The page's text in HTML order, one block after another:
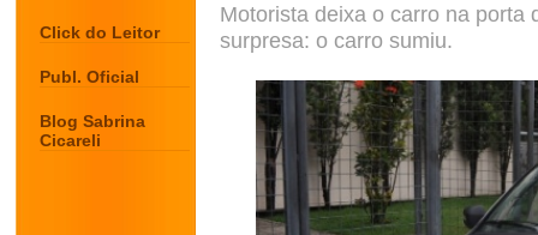
Click do Leitor
Publ. Oficial
Blog Sabrina
Cicareli
Motorista deixa o carro na porta
surpresa: o carro sumiu.